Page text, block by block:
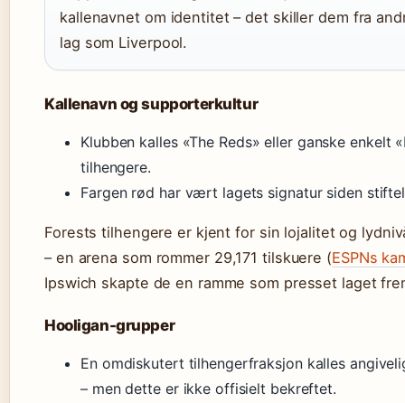
kallenavnet om identitet – det skiller dem fra
lag som Liverpool.
Kallenavn og supporterkultur
Klubben kalles «The Reds» eller ganske enkelt
tilhengere.
Fargen rød har vært lagets signatur siden
Forests tilhengere er kjent for sin lojalitet og
– en arena som rommer 29,171 tilskuere (ESPNs
Ipswich skapte de en ramme som presset laget
Hooligan-grupper
En omdiskutert tilhengerfraksjon kalles
– men dette er ikke offisielt bekreftet.